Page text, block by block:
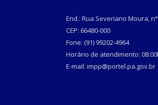
End.: Rua Severiano Moura,
CEP: 66480-000
Fone: (91) 99202-4964
Horário de atendimento:
E-mail: impp@portel.pa.gov.br